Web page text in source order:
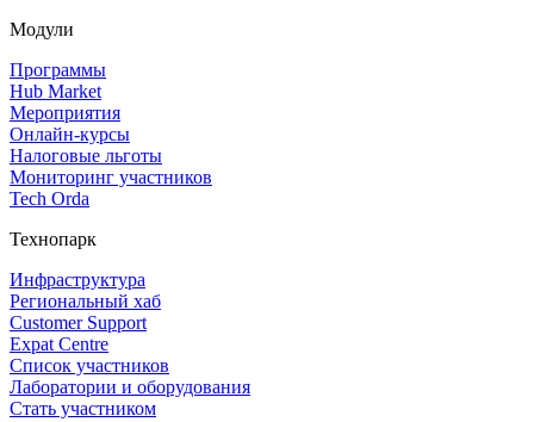
Модули
Программы
Hub Market
Мероприятия
Онлайн‑курсы
Налоговые льготы
Мониторинг участников
Tech Orda
Технопарк
Инфраструктура
Региональный хаб
Customer Support
Expat Centre
Список участников
Лаборатории и оборудования
Стать участником